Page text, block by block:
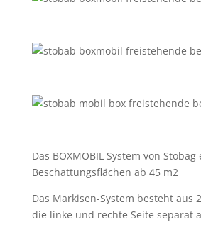
Das BOXMOBIL System von
Beschattungsflächen ab 45 m2
Das Markisen-System besteht aus
die linke und rechte Seite separat